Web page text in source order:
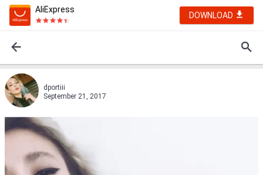
AliExpress
DOWNLOAD
dportiii
September 21, 2017